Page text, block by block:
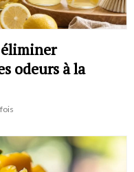
odeurs à la